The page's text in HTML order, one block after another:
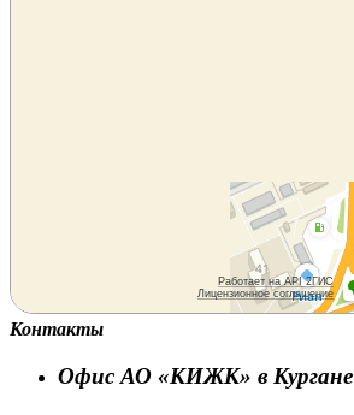
Контакты
Офис АО «КИЖК» в Кургане